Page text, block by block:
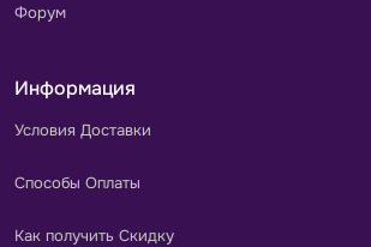
Форум
Информация
Условия Доставки
Способы Оплаты
Как получить Скидку